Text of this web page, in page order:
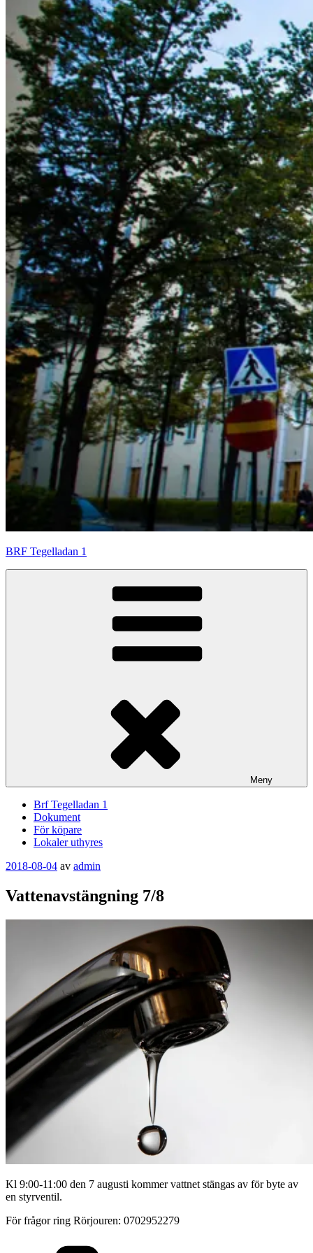
BRF Tegelladan 1
Meny
Brf Tegelladan 1
Dokument
För köpare
Lokaler uthyres
Publicerat
2018-08-04 av admin
Vattenavstängning 7/8
Kl 9:00-11:00 den 7 augusti kommer vattnet stängas av för byte av
en styrventil.
För frågor ring Rörjouren: 0702952279